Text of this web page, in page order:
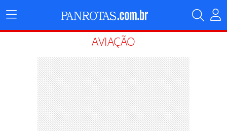
Menu
Principal
AVIAÇÃO